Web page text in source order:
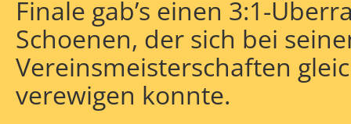
Finale gab’s einen 3:1-
Schoenen, der sich bei
Vereinsmeisterschaften
verewigen konnte.